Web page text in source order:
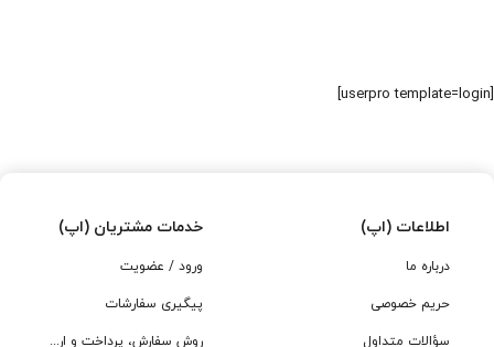
[userpro template=login]
اطلاعات (اپ)
درباره ما
حریم خصوصی
سؤالات متداول
خدمات مشتریان (اپ)
ورود / عضویت
پیگیری سفارشات
روش سفارش، پرداخت و ارسال